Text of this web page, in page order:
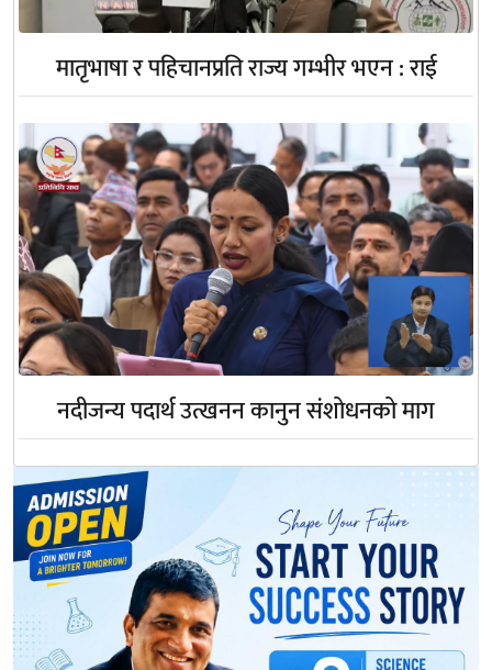
मातृभाषा र पहिचानप्रति राज्य गम्भीर भएन : राई
नदीजन्य पदार्थ उत्खनन कानुन संशोधनको माग